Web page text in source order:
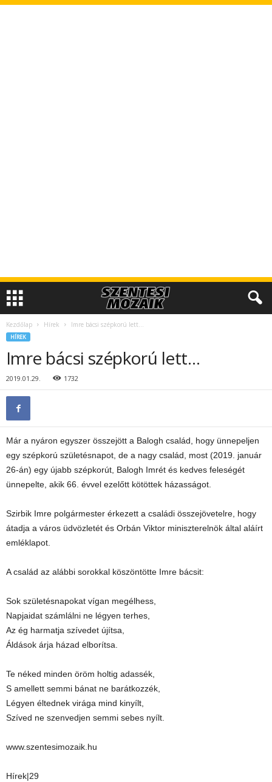
Kezdőlap Hírek Imre bácsi szépkorú lett…
HÍREK
Imre bácsi szépkorú lett…
2019.01.29. 1732
Már a nyáron egyszer összejött a Balogh család, hogy ünnepeljen
egy szépkorú születésnapot, de a nagy család, most (2019. január
26-án) egy újabb szépkorút, Balogh Imrét és kedves feleségét
ünnepelte, akik 66. évvel ezelőtt kötöttek házasságot.
Szirbik Imre polgármester érkezett a családi összejövetelre, hogy
átadja a város üdvözletét és Orbán Viktor miniszterelnök által aláírt
emléklapot.
A család az alábbi sorokkal köszöntötte Imre bácsit:
Sok születésnapokat vígan megélhess,
Napjaidat számlálni ne légyen terhes,
Az ég harmatja szívedet újítsa,
Áldások árja házad elborítsa.
Te néked minden öröm holtig adassék,
S amellett semmi bánat ne barátkozzék,
Légyen éltednek virága mind kinyílt,
Szíved ne szenvedjen semmi sebes nyílt.
www.szentesimozaik.hu
Hírek|29